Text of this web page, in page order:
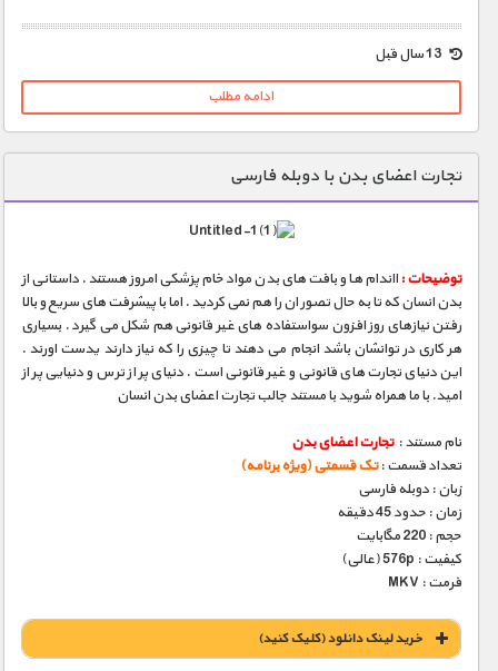
1900 تومان – خريد لينک دانلود (افزودن به سبد خريد)
ادامه مطلب
تجارت اعضای بدن با دوبله فارسی
توضیحات : ااندام ها و بافت های بدن مواد خام پزشکی امروز هستند . داستانی از
بدن انسان که تا به حال تصور ان را هم نمی کردید . اما با پیشرفت های سریع و بالا
رفتن نیازهای روز افزون سواستفاده های غیر قانونی هم شکل می گیرد . بسیاری
هر کاری در توانشان باشد انجام می دهند تا چیزی را که نیاز دارند یدست اورند .
این دنیای تجارت های قانونی و غیر قانونی است . دنیای پر از ترس و دنیایی پر از
امید. با ما همراه شوید با مستند جالب تجارت اعضای بدن انسان
نام مستند : تجارت اعضای بدن
تعداد قسمت :تک قسمتی (ویژه برنامه)
زبان : دوبله فارسی
زمان : حدود 45 دقیقه
حجم : 220 مگابایت
کیفیت : 576p (عالی)
فرمت : MKV
خريد لينک دانلود (کليک کنيد)